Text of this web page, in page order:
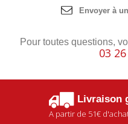
Envoyer à
Pour toutes questions,
03
Livraison
A partir de 51€